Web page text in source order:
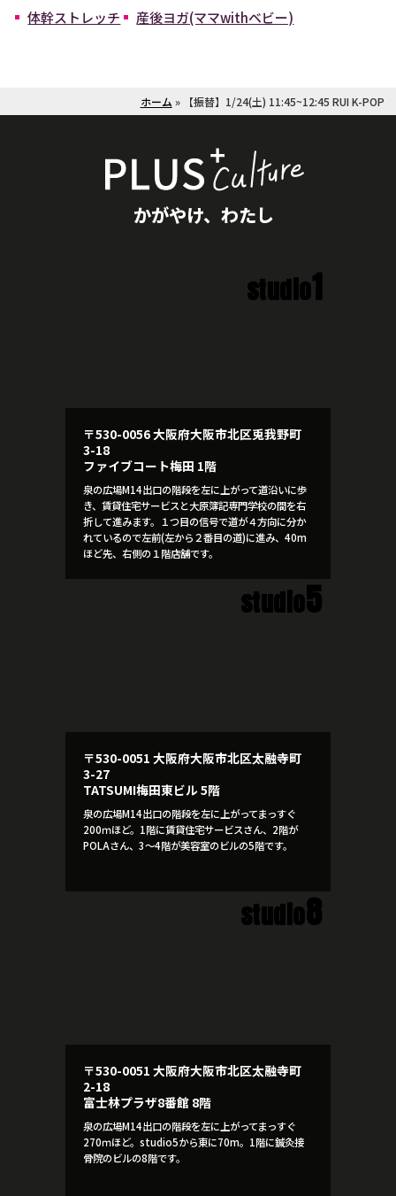
体幹ストレッチ
産後ヨガ(ママwithベビー)
ホーム » 【振替】1/24(土) 11:45~12:45 RUI K-POP
かがやけ、わたし
studio1
〒530-0056 大阪府大阪市北区兎我野町
3-18
ファイブコート梅田 1階
泉の広場M14出口の階段を左に上がって道沿いに歩
き、賃貸住宅サービスと大原簿記専門学校の間を右
折して進みます。１つ目の信号で道が４方向に分か
れているので左前(左から２番目の道)に進み、40m
ほど先、右側の１階店舗です。
studio5
〒530-0051 大阪府大阪市北区太融寺町
3-27
TATSUMI梅田東ビル 5階
泉の広場M14出口の階段を左に上がってまっすぐ
200ｍほど。1階に賃貸住宅サービスさん、2階が
POLAさん、3～4階が美容室のビルの5階です。
studio8
〒530-0051 大阪府大阪市北区太融寺町
2-18
富士林プラザ8番館 8階
泉の広場M14出口の階段を左に上がってまっすぐ
270ｍほど。studio5から東に70m。1階に鍼灸接
骨院のビルの8階です。